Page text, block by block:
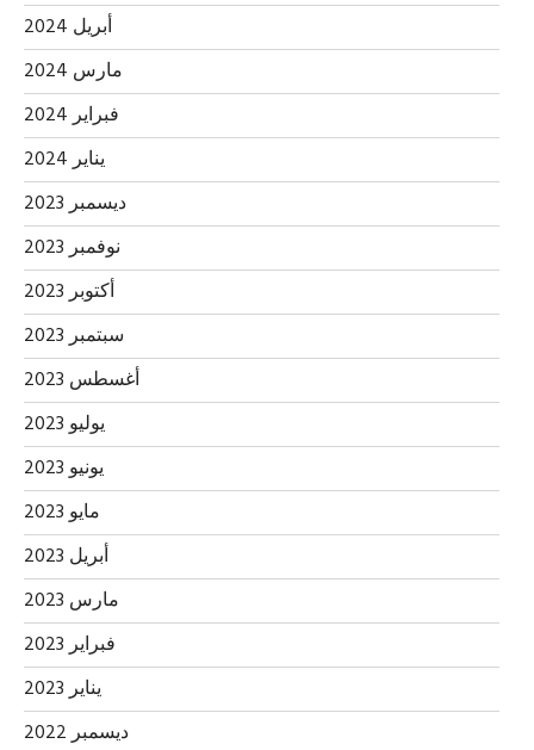
أبريل 2024
مارس 2024
فبراير 2024
يناير 2024
ديسمبر 2023
نوفمبر 2023
أكتوبر 2023
سبتمبر 2023
أغسطس 2023
يوليو 2023
يونيو 2023
مايو 2023
أبريل 2023
مارس 2023
فبراير 2023
يناير 2023
ديسمبر 2022